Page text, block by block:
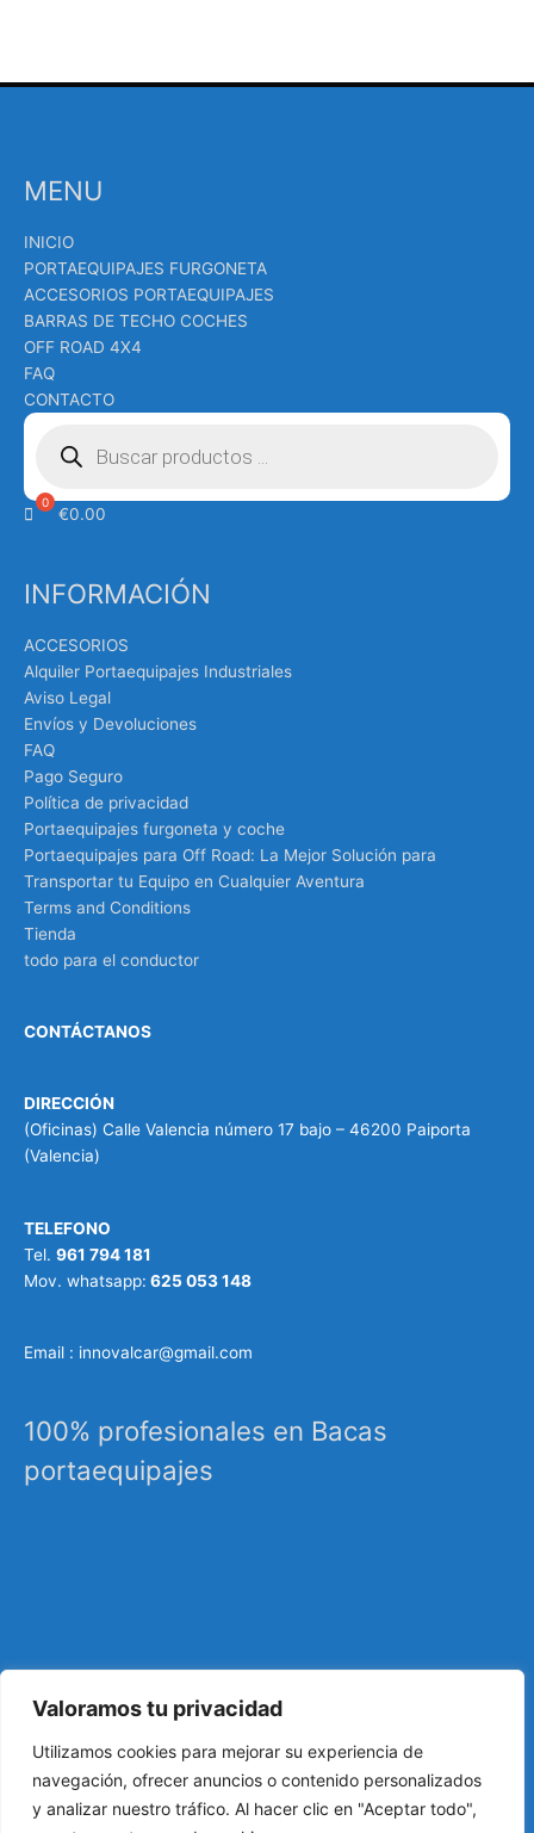
Valoramos tu privacidad
Utilizamos cookies para mejorar su experiencia de
navegación, ofrecer anuncios o contenido personalizados
y analizar nuestro tráfico. Al hacer clic en "Aceptar todo",
MENU
INICIO
PORTAEQUIPAJES FURGONETA
ACCESORIOS PORTAEQUIPAJES
BARRAS DE TECHO COCHES
OFF ROAD 4X4
FAQ
CONTACTO
Búsqueda
productos
€0.00
INFORMACIÓN
ACCESORIOS
Alquiler Portaequipajes Industriales
Aviso Legal
Envíos y Devoluciones
FAQ
Pago Seguro
Política de privacidad
Portaequipajes furgoneta y coche
Portaequipajes para Off Road: La Mejor Solución para
Transportar tu Equipo en Cualquier Aventura
Terms and Conditions
Tienda
todo para el conductor
CONTÁCTANOS
DIRECCIÓN
(Oficinas) Calle Valencia número 17 bajo – 46200 Paiporta
(Valencia)
TELEFONO
Tel. 961 794 181
Mov. whatsapp: 625 053 148
Email : innovalcar@gmail.com
100% profesionales en Bacas
portaequipajes
industriales, barras de techo, carrocería, etc…